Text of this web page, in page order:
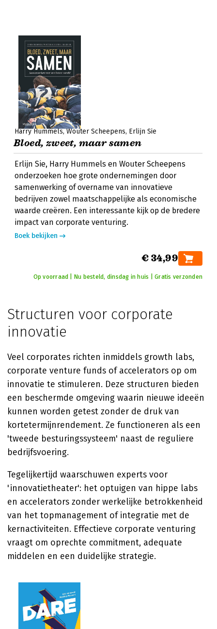
Harry Hummels Wouter Scheepens Erlijn Sie
Bloed, zweet, maar samen
Erlijn Sie, Harry Hummels en Wouter Scheepens
onderzoeken hoe grote ondernemingen door
samenwerking of overname van innovatieve
bedrijven zowel maatschappelijke als economische
waarde creëren. Een interessante kijk op de bredere
impact van corporate venturing.
Boek bekijken
€ 34,99
Op voorraad | Nu besteld, dinsdag in huis | Gratis verzonden
Structuren voor corporate
innovatie
Veel corporates richten inmiddels growth labs,
corporate venture funds of accelerators op om
innovatie te stimuleren. Deze structuren bieden
een beschermde omgeving waarin nieuwe ideeën
kunnen worden getest zonder de druk van
kortetermijnrendement. Ze functioneren als een
'tweede besturingssysteem' naast de reguliere
bedrijfsvoering.
Tegelijkertijd waarschuwen experts voor
'innovatietheater': het optuigen van hippe labs
en accelerators zonder werkelijke betrokkenheid
van het topmanagement of integratie met de
kernactiviteiten. Effectieve corporate venturing
vraagt om oprechte commitment, adequate
middelen en een duidelijke strategie.